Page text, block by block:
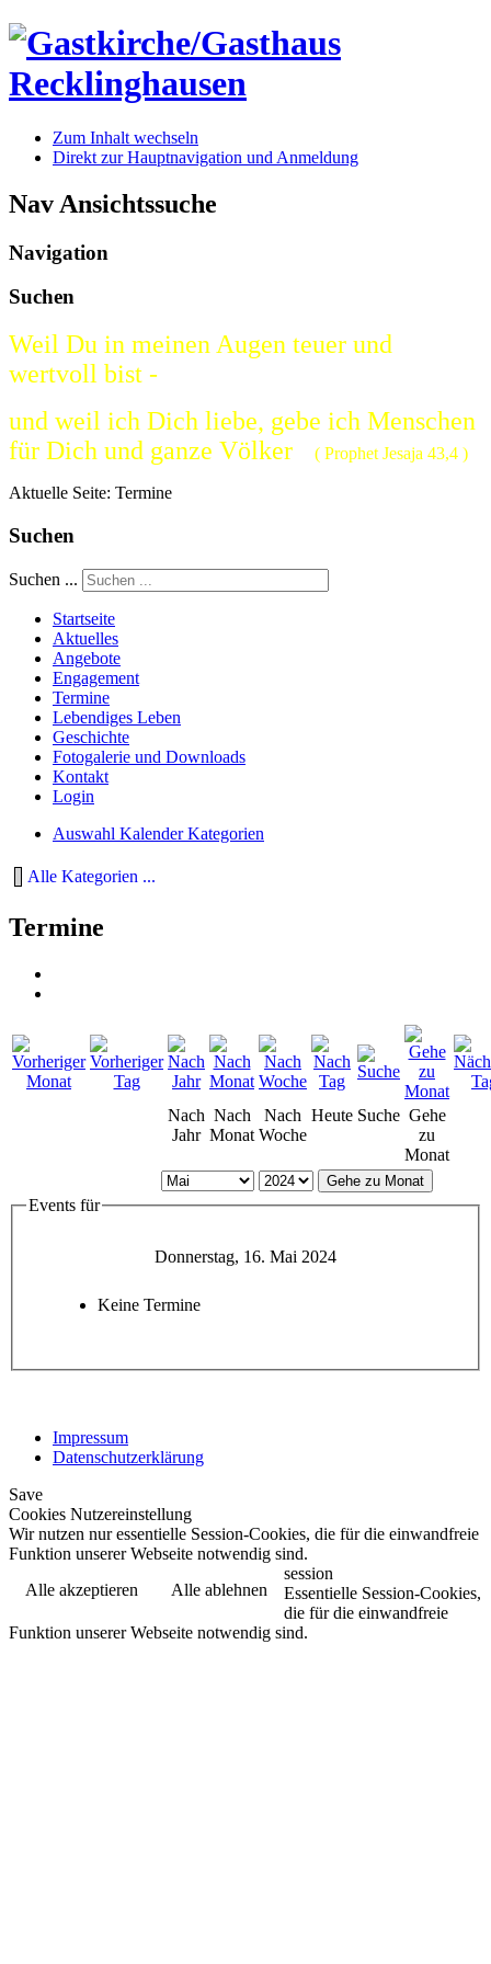
Zum Inhalt wechseln
Direkt zur Hauptnavigation und Anmeldung
Nav Ansichtssuche
Navigation
Suchen
Weil Du in meinen Augen teuer und
wertvoll bist -
und weil ich Dich liebe, gebe ich Menschen
für Dich und ganze Völker ( Prophet Jesaja 43,4 )
Aktuelle Seite: Termine
Suchen
Suchen ...
Startseite
Aktuelles
Angebote
Engagement
Termine
Lebendiges Leben
Geschichte
Fotogalerie und Downloads
Kontakt
Login
Auswahl Kalender Kategorien
Alle Kategorien ...
Termine
Nach
Jahr
Nach
Monat
Nach
Woche
Heute Suche Gehe
zu
Monat
Gehe zu Monat
Events für
Donnerstag, 16. Mai 2024
Keine Termine
Impressum
Datenschutzerklärung
Save
Cookies Nutzereinstellung
Wir nutzen nur essentielle Session-Cookies, die für die einwandfreie
Funktion unserer Webseite notwendig sind.
Alle akzeptieren
Alle ablehnen
session
Essentielle Session-Cookies,
die für die einwandfreie
Funktion unserer Webseite notwendig sind.